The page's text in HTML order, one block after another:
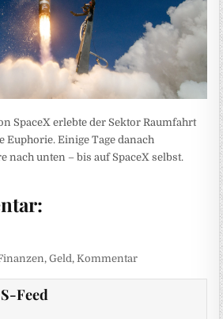
SpaceX erlebte der Sektor Raumfahrt
Euphorie. Einige Tage danach
nach unten – bis auf SpaceX selbst.
,Geld ,Kommentar
Feed